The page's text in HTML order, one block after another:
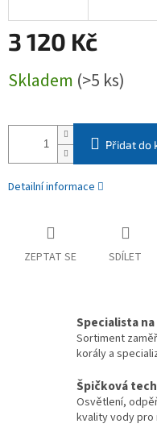
3 120 Kč
cena:
Skladem (>5 ks)
Přidat do
Detailní informace
ZEPTAT SE SDÍLET
Specialista
Sortiment
korály a
Špičková
Osvětlení,
kvality vody